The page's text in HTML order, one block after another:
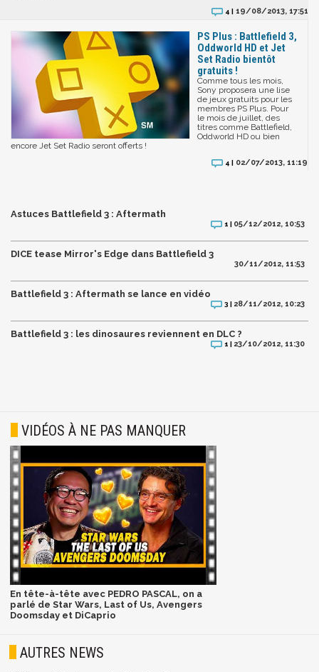
4 | 19/08/2013, 17:51
PS Plus : Battlefield 3,
Oddworld HD et Jet
Set Radio bientôt
gratuits !
Comme tous les mois,
Sony proposera une lise
de jeux gratuits pour les
membres PS Plus. Pour
le mois de juillet, des
titres comme Battlefield,
Oddworld HD ou bien
encore Jet Set Radio seront offerts !
4 | 02/07/2013, 11:19
Astuces Battlefield 3 : Aftermath
1 | 05/12/2012, 10:53
DICE tease Mirror's Edge dans Battlefield 3
30/11/2012, 11:53
Battlefield 3 : Aftermath se lance en vidéo
3 | 28/11/2012, 10:23
Battlefield 3 : les dinosaures reviennent en DLC ?
1 | 23/10/2012, 11:30
VIDÉOS À NE PAS MANQUER
En tête-à-tête avec PEDRO PASCAL, on a
parlé de Star Wars, Last of Us, Avengers
Doomsday et DiCaprio
AUTRES NEWS